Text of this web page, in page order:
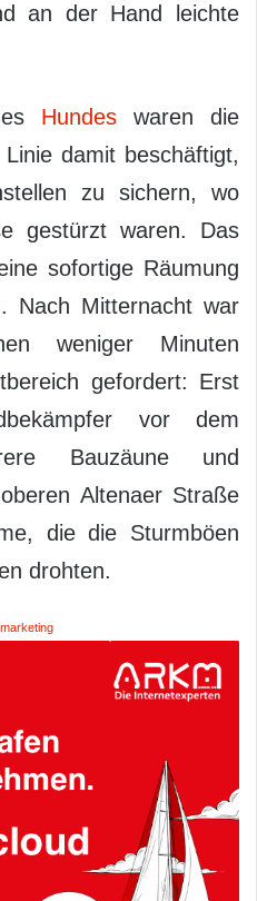
an der Hand leichte
Hundeswaren die
damit beschäftigt,
zu sichern, wo
gestürzt waren. Das
sofortige Räumung
Nach Mitternacht war
weniger Minuten
gefordert: Erst
vor dem
Bauzäune und
Altenaer Straße
die die Sturmböen
drohten.